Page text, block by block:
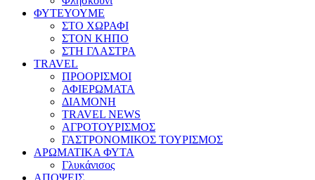
ΦΥΤΕΥΟΥΜΕ
ΣΤΟ ΧΩΡΑΦΙ
ΣΤΟΝ ΚΗΠΟ
ΣΤΗ ΓΛΑΣΤΡΑ
TRAVEL
ΠΡΟΟΡΙΣΜΟΙ
ΑΦΙΕΡΩΜΑΤΑ
ΔΙΑΜΟΝΗ
TRAVEL NEWS
ΑΓΡΟΤΟΥΡΙΣΜΟΣ
ΓΑΣΤΡΟΝΟΜΙΚΟΣ ΤΟΥΡΙΣΜΟΣ
ΑΡΩΜΑΤΙΚΑ ΦΥΤΑ
Γλυκάνισος
ΑΠΟΨΕΙΣ